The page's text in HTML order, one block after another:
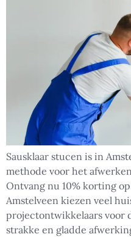
Sausklaar stucen is in
methode voor het
Ontvang nu 10% korting
Amstelveen kiezen veel
projectontwikkelaars voor
strakke en gladde